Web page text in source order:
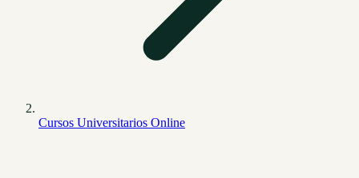
Cursos Universitarios Online